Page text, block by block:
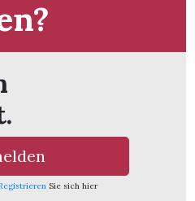
Sie sich hier